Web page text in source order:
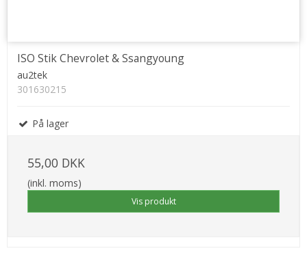
ISO Stik Chevrolet & Ssangyoung
au2tek
301630215
På lager
55,00 DKK
(inkl. moms)
Vis produkt